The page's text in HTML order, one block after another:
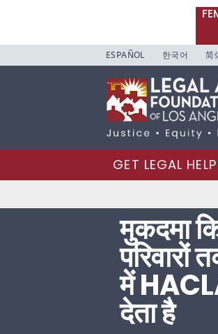
ESPAÑOL 한국어 简
GET LEGAL HELP
मुकदमा
परिवारों
में
देता है